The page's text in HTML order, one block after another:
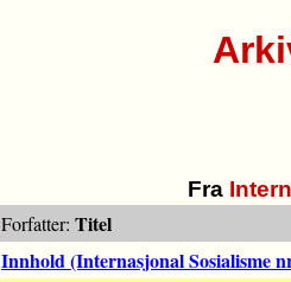
Fra
Forfatter: Titel
Innhold (Internasjonal Sosialisme